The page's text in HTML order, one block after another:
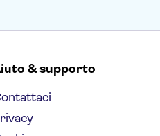
& supporto